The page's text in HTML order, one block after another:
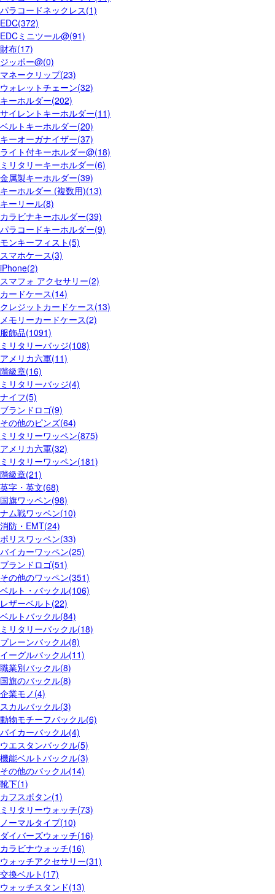
パラコードネックレス(1)
EDC(372)
EDCミニツール@(91)
財布(17)
ジッポー@(0)
マネークリップ(23)
ウォレットチェーン(32)
キーホルダー(202)
サイレントキーホルダー(11)
ベルトキーホルダー(20)
キーオーガナイザー(37)
ライト付キーホルダー@(18)
ミリタリーキーホルダー(6)
金属製キーホルダー(39)
キーホルダー (複数用)(13)
キーリール(8)
カラビナキーホルダー(39)
パラコードキーホルダー(9)
モンキーフィスト(5)
スマホケース(3)
iPhone(2)
スマフォ アクセサリー(2)
カードケース(14)
クレジットカードケース(13)
メモリーカードケース(2)
服飾品(1091)
ミリタリーバッジ(108)
アメリカ六軍(11)
階級章(16)
ミリタリーバッジ(4)
ナイフ(5)
ブランドロゴ(9)
その他のピンズ(64)
ミリタリーワッペン(875)
アメリカ六軍(32)
ミリタリーワッペン(181)
階級章(21)
英字・英文(68)
国旗ワッペン(98)
ナム戦ワッペン(10)
消防・EMT(24)
ポリスワッペン(33)
バイカーワッペン(25)
ブランドロゴ(51)
その他のワッペン(351)
ベルト・バックル(106)
レザーベルト(22)
ベルトバックル(84)
ミリタリーバックル(18)
プレーンバックル(8)
イーグルバックル(11)
職業別バックル(8)
国旗のバックル(8)
企業モノ(4)
スカルバックル(3)
動物モチーフバックル(6)
バイカーバックル(4)
ウエスタンバックル(5)
機能ベルトバックル(3)
その他のバックル(14)
靴下(1)
カフスボタン(1)
ミリタリーウォッチ(73)
ノーマルタイプ(10)
ダイバーズウォッチ(16)
カラビナウォッチ(16)
ウォッチアクセサリー(31)
交換ベルト(17)
ウォッチスタンド(13)